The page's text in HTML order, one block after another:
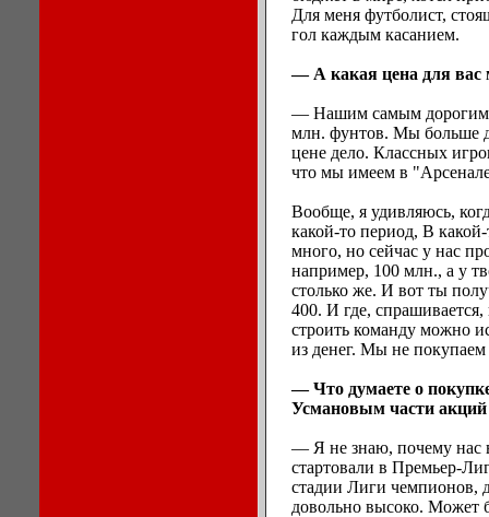
Для меня футболист,
гол каждым касанием.
— А какая цена для вас
— Нашим самым дорогим
млн. фунтов. Мы больше
цене дело. Классных
что мы имеем в
Вообще, я удивляюсь,
какой-то период, В
много, но сейчас у нас
например, 100 млн., а у
столько же. И вот ты
400. И где,
строить команду можно
из денег. Мы не
— Что думаете о
Усмановым части акций
— Я не знаю, почему нас
стартовали в Премьер-
стадии Лиги чемпионов,
довольно высоко. Может